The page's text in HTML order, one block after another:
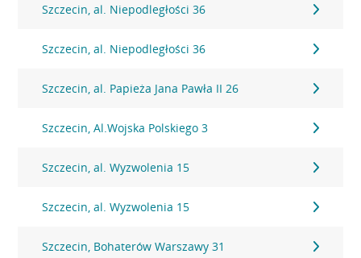
Szczecin, al. Niepodległości 36
Szczecin, al. Niepodległości 36
Szczecin, al. Papieża Jana Pawła II 26
Szczecin, Al.Wojska Polskiego 3
Szczecin, al. Wyzwolenia 15
Szczecin, al. Wyzwolenia 15
Szczecin, Bohaterów Warszawy 31